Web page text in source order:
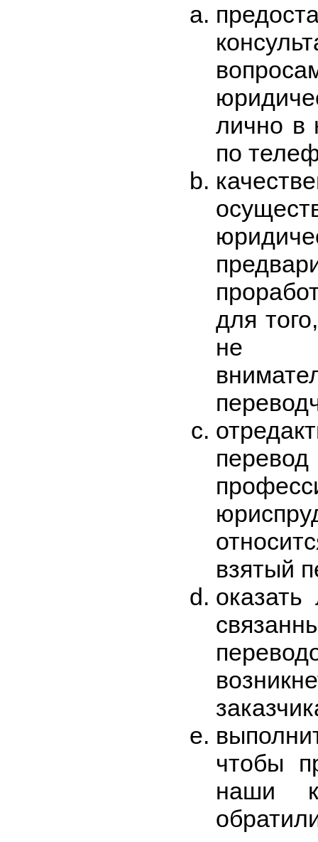
лично в
по
для
не
взятый
чтобы
наши